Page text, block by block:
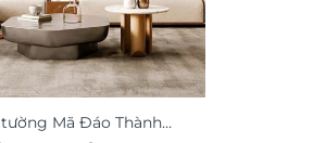
Mã Đáo Thành